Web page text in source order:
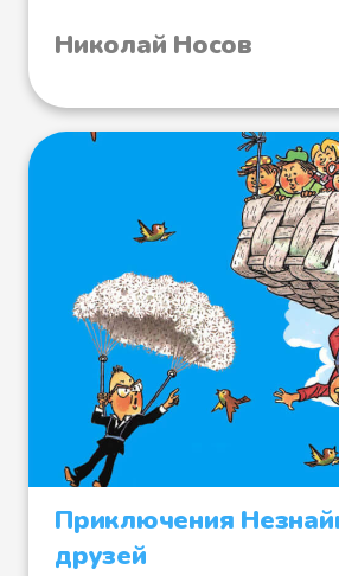
Николай Носов
Приключения
друзей